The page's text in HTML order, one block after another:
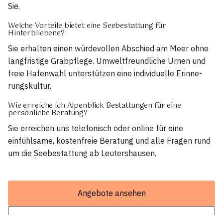
Sie.
Welche Vorteile bietet eine Seebestattung für
Hinterbliebene?
Sie erhalten einen würdevollen Abschied am Meer ohne
langfristige Grabpflege. Umweltfreundliche Urnen und
freie Hafenwahl unterstützen eine individuelle Erinne­
rungskultur.
Wie erreiche ich Alpenblick Bestattungen für eine
persönliche Beratung?
Sie erreichen uns telefonisch oder online für eine
einfühlsame, kostenfreie Beratung und alle Fragen rund
um die Seebestattung ab Leutershausen.
Angebote ansehen